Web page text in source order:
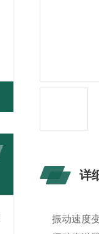
详
振动速度